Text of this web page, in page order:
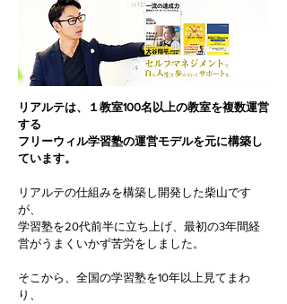
リアルテは、１教室100名以上の教室を複数運営
する
フリーウィル学習塾の運営モデルを元に構築し
ています。
リアルテの仕組みを構築し開発した柴山です
が、
学習塾を20代前半に立ち上げ、 最初の3年間経
営がうまくいかず苦労をしました。
そこから、全国の学習塾を10年以上見てまわ
り、